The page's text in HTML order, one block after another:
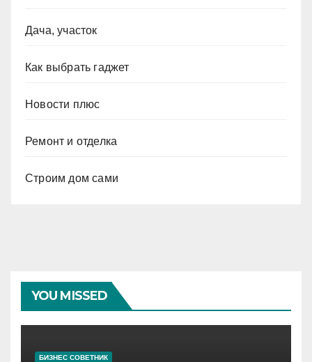
Дача, участок
Как выбрать гаджет
Новости плюс
Ремонт и отделка
Строим дом сами
YOU MISSED
БИЗНЕС СОВЕТНИК